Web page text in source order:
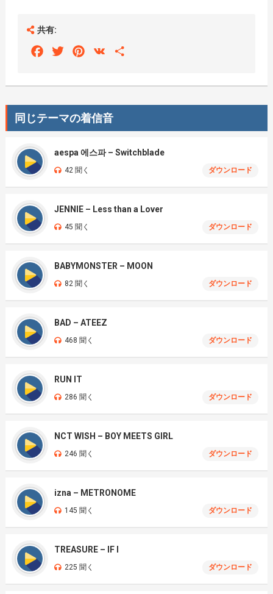
共有:
FacebookTwitterPinterest
VK
同じテーマの着信音
aespa 에스파 – Switchblade
42 聞く ダウンロード
JENNIE – Less than a Lover
45 聞く ダウンロード
BABYMONSTER – MOON
82 聞く ダウンロード
BAD – ATEEZ
468 聞く ダウンロード
RUN IT
286 聞く ダウンロード
NCT WISH – BOY MEETS GIRL
246 聞く ダウンロード
izna – METRONOME
145 聞く ダウンロード
TREASURE – IF I
225 聞く ダウンロード